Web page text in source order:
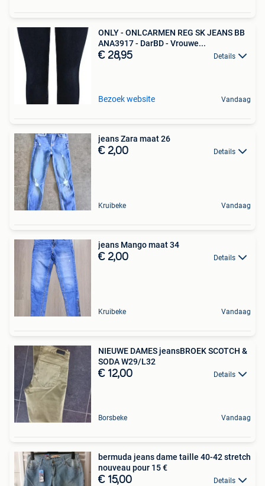
ONLY - ONLCARMEN REG SK JEANS BB
ANA3917 - DarBD - Vrouwe...
€ 28,95 Details
Bezoek website Vandaag
jeans Zara maat 26
€ 2,00 Details
Kruibeke Vandaag
jeans Mango maat 34
€ 2,00 Details
Kruibeke Vandaag
NIEUWE DAMES jeansBROEK SCOTCH &
SODA W29/L32
€ 12,00 Details
Borsbeke Vandaag
bermuda jeans dame taille 40-42 stretch
nouveau pour 15 €
€ 15,00 Details